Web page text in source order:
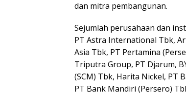
dan mitra pembangunan.
Sejumlah perusahaan dan
PT Astra International Tbk,
Asia Tbk, PT Pertamina
Triputra Group, PT Djarum,
(SCM) Tbk, Harita Nickel, PT
PT Bank Mandiri (Persero)